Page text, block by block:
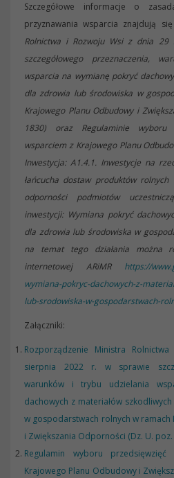
Szczegółowe informacje o
przyznawania wsparcia znajdują
Rolnictwa i Rozwoju Wsi z dnia
szczegółowego przeznaczenia,
wsparcia na wymianę pokryć
dla zdrowia lub środowiska w
Krajowego Planu Odbudowy i
1830) oraz Regulaminie
wsparciem z Krajowego Planu
Inwestycja: A1.4.1. Inwestycje na
łańcucha dostaw produktów
odporności podmiotów
inwestycji: Wymiana pokryć
dla zdrowia lub środowiska w
na temat tego działania można
internetowej ARiMR https://
wymiana-pokryc-dachowych-z-
lub-srodowiska-w-gospodarstwach-
Załączniki:
Rozporządzenie Ministra
sierpnia 2022 r. w sprawie
warunków i trybu udzielania
dachowych z materiałów
w gospodarstwach rolnych w
i Zwiększania Odporności (Dz. U. poz.
Regulamin wyboru
Krajowego Planu Odbudowy i